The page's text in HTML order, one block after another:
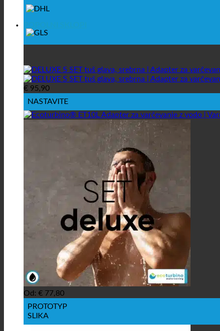
€ 95,90
NASTAVITE
Od: € 77,80
PROTOTYP
SLIKA